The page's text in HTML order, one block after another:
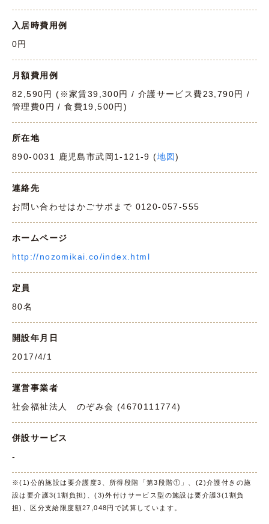
入居時費用例
0円
月額費用例
82,590円 (※家賃39,300円 / 介護サービス費23,790円 /
管理費0円 / 食費19,500円)
所在地
890-0031 鹿児島市武岡1-121-9 (地図)
連絡先
お問い合わせはかごサポまで 0120-057-555
ホームページ
http://nozomikai.co/index.html
定員
80名
開設年月日
2017/4/1
運営事業者
社会福祉法人 のぞみ会 (4670111774)
併設サービス
-
※(1)公的施設は要介護度3、所得段階「第3段階①」、(2)介護付きの施
設は要介護3(1割負担)、(3)外付けサービス型の施設は要介護3(1割負
担)、区分支給限度額27,048円で試算しています。